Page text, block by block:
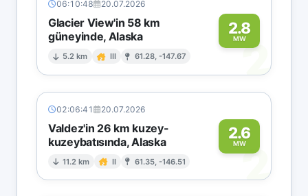
06:10:48 20.07.2026
Glacier View'in 58 km
güneyinde, Alaska
5.2 km III 61.28, -147.67
2.8
MW2
02:06:41 20.07.2026
Valdez'in 26 km kuzey-
kuzeybatısında, Alaska
11.2 km II 61.35, -146.51
2.6
MW2